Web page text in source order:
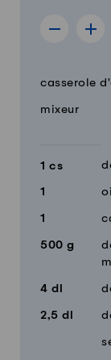
4 portions
Afficher
Quantité
casserole
mixeur
1 cs
1
1
500 g
4 dl
2,5 dl